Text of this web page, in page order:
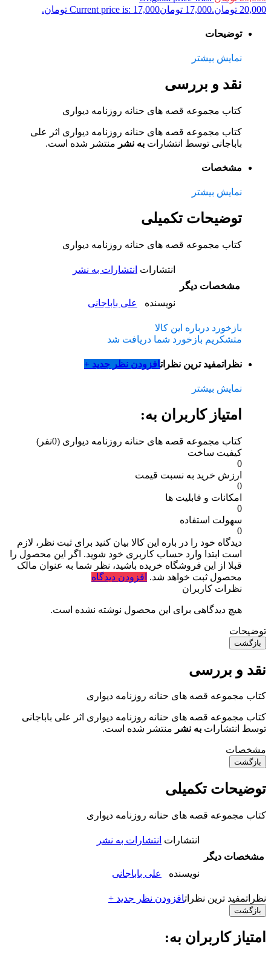
20,000 تومان.
17,000 تومانCurrent price is: 17,000 تومان.
توضیحات
نمایش بیشتر
نقد و بررسی
کتاب مجموعه قصه های حنانه روزنامه دیواری
کتاب مجموعه قصه های حنانه روزنامه دیواری اثر علی
باباجانی توسط انتشارات به نشر منتشر شده است.
مشخصات
نمایش بیشتر
توضیحات تکمیلی
کتاب مجموعه قصه های حنانه روزنامه دیواری
مشخصات دیگر
انتشارات انتشارات به نشر
نویسنده علی باباجانی
بازخورد درباره این کالا
متشکریم بازخورد شما دریافت شد
نظراتمفید ترین نظراتافزودن نظر جدید +
نمایش بیشتر
امتیاز کاربران به:
کتاب مجموعه قصه های حنانه روزنامه دیواری (0نفر)
کیفیت ساخت
0
ارزش خرید به نسبت قیمت
0
امکانات و قابلیت ها
0
سهولت استفاده
0
دیدگاه خود را در باره این کالا بیان کنید برای ثبت نظر، لازم
است ابتدا وارد حساب کاربری خود شوید. اگر این محصول را
قبلا از این فروشگاه خریده باشید، نظر شما به عنوان مالک
محصول ثبت خواهد شد. افزودن دیدگاه
نظرات کاربران
هیچ دیدگاهی برای این محصول نوشته نشده است.
توضیحات
بازگشت
نقد و بررسی
کتاب مجموعه قصه های حنانه روزنامه دیواری
کتاب مجموعه قصه های حنانه روزنامه دیواری اثر علی باباجانی
توسط انتشارات به نشر منتشر شده است.
مشخصات
بازگشت
توضیحات تکمیلی
کتاب مجموعه قصه های حنانه روزنامه دیواری
مشخصات دیگر
انتشارات انتشارات به نشر
نویسنده علی باباجانی
نظراتمفید ترین نظراتافزودن نظر جدید +
بازگشت
امتیاز کاربران به: